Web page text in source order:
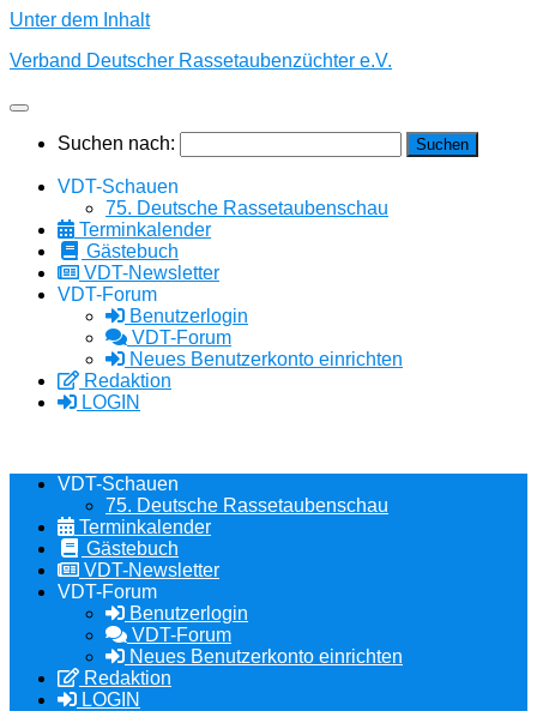
Unter dem Inhalt
Verband Deutscher Rassetaubenzüchter e.V.
Suchen nach:
VDT-Schauen
75. Deutsche Rassetaubenschau
Terminkalender
Gästebuch
VDT-Newsletter
VDT-Forum
Benutzerlogin
VDT-Forum
Neues Benutzerkonto einrichten
Redaktion
LOGIN
VDT-Schauen
75. Deutsche Rassetaubenschau
Terminkalender
Gästebuch
VDT-Newsletter
VDT-Forum
Benutzerlogin
VDT-Forum
Neues Benutzerkonto einrichten
Redaktion
LOGIN